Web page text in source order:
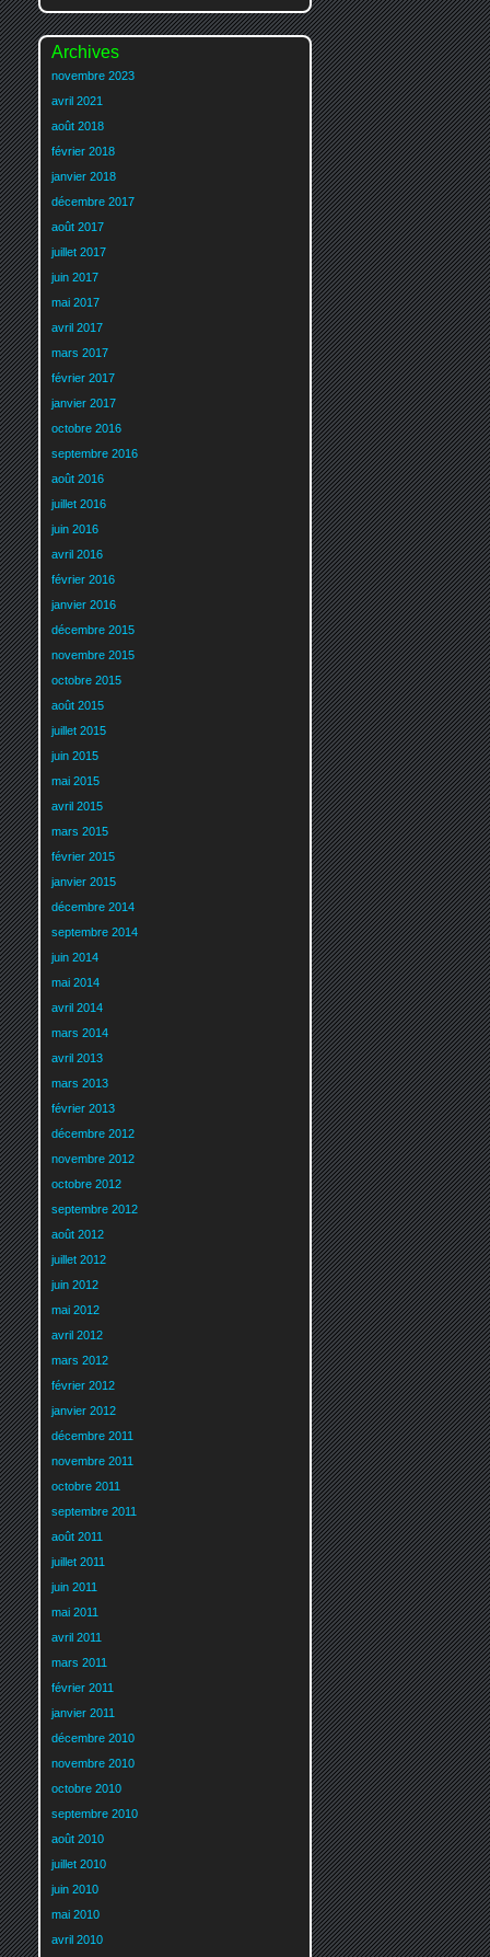
Archives
novembre 2023
avril 2021
août 2018
février 2018
janvier 2018
décembre 2017
août 2017
juillet 2017
juin 2017
mai 2017
avril 2017
mars 2017
février 2017
janvier 2017
octobre 2016
septembre 2016
août 2016
juillet 2016
juin 2016
avril 2016
février 2016
janvier 2016
décembre 2015
novembre 2015
octobre 2015
août 2015
juillet 2015
juin 2015
mai 2015
avril 2015
mars 2015
février 2015
janvier 2015
décembre 2014
septembre 2014
juin 2014
mai 2014
avril 2014
mars 2014
avril 2013
mars 2013
février 2013
décembre 2012
novembre 2012
octobre 2012
septembre 2012
août 2012
juillet 2012
juin 2012
mai 2012
avril 2012
mars 2012
février 2012
janvier 2012
décembre 2011
novembre 2011
octobre 2011
septembre 2011
août 2011
juillet 2011
juin 2011
mai 2011
avril 2011
mars 2011
février 2011
janvier 2011
décembre 2010
novembre 2010
octobre 2010
septembre 2010
août 2010
juillet 2010
juin 2010
mai 2010
avril 2010